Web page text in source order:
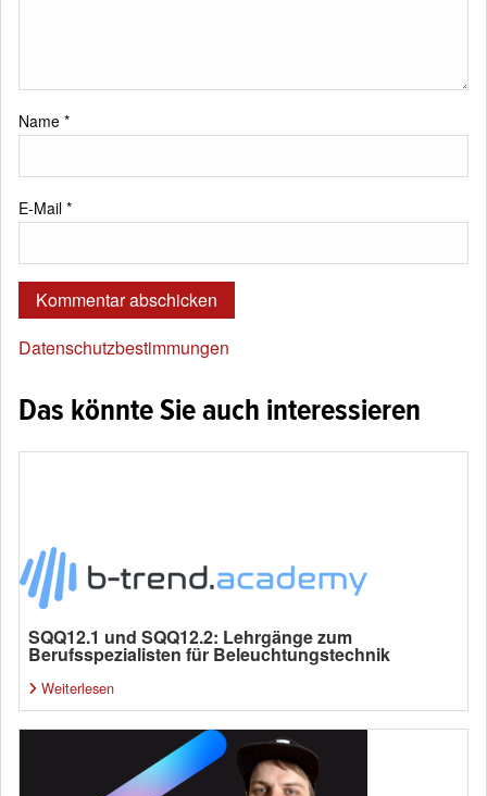
Name *
E-Mail *
Datenschutzbestimmungen
Das könnte Sie auch interessieren
SQQ12.1 und SQQ12.2: Lehrgänge zum
Berufsspezialisten für Beleuchtungstechnik
Weiterlesen